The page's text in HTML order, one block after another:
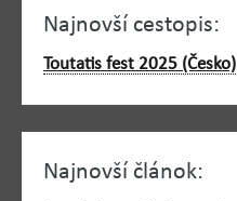
Najnovší cestopis:
Toutatis fest 2025 (Česko)
Najnovší článok: